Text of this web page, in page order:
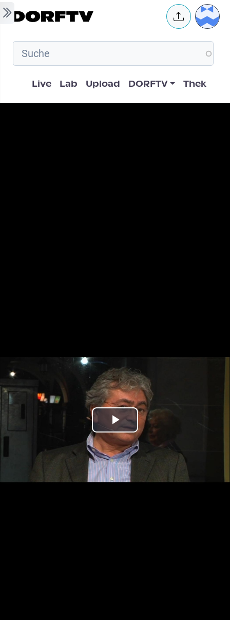
Skip to main content User
Hauptnavigation
Live Lab Upload DORFTV Thek
Play
Video